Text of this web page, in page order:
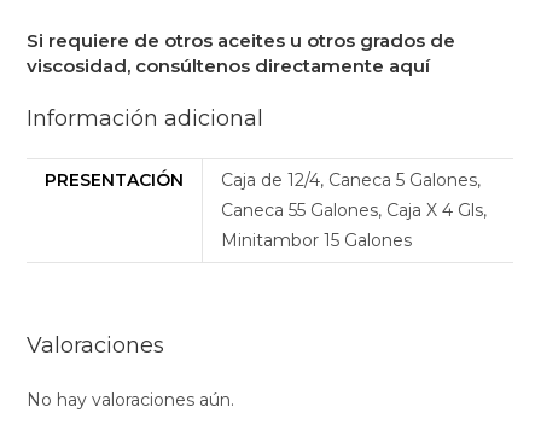
Si requiere de otros aceites u otros grados de
viscosidad, consúltenos directamente aquí
Información adicional
PRESENTACIÓN
Caja de 12/4, Caneca 5 Galones,
Caneca 55 Galones, Caja X 4 Gls,
Minitambor 15 Galones
Valoraciones
No hay valoraciones aún.